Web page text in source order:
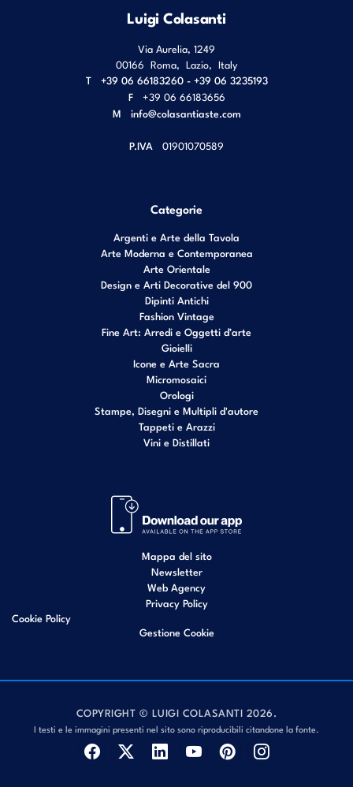
Luigi Colasanti
Via Aurelia, 1249
00166 Roma, Lazio, Italy
T
+39 06 66183260 - +39 06 3235193
F
+39 06 66183656
M info@colasantiaste.com
P.IVA 01901070589
Categorie
Argenti e Arte della Tavola
Arte Moderna e Contemporanea
Arte Orientale
Design e Arti Decorative del 900
Dipinti Antichi
Fashion Vintage
Fine Art: Arredi e Oggetti d’arte
Gioielli
Icone e Arte Sacra
Micromosaici
Orologi
Stampe, Disegni e Multipli d'autore
Tappeti e Arazzi
Vini e Distillati
Mappa del sito
Newsletter
Web Agency
Privacy Policy
Cookie Policy
Gestione Cookie
COPYRIGHT © LUIGI COLASANTI 2026.
I testi e le immagini presenti nel sito sono riproducibili citandone la fonte.